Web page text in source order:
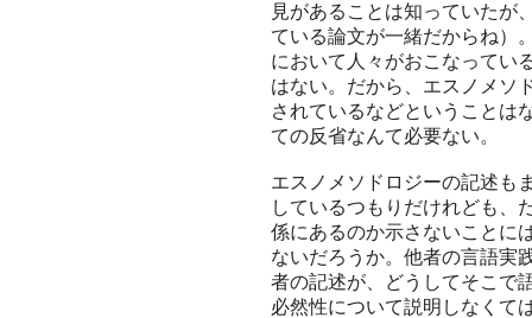
見があることは知っていたが
ている論文が一緒だからね）
において人々がおこなってい
はない。だから、エスノメソ
されているなどということは
ての反省なんて必要ない。
エスノメソドロジーの記述も
しているつもりだけれども、
係にあるのか示さないことに
ないだろうか。他者の言語実
者の記述が、どうしてそこで
必然性について説明しなくて